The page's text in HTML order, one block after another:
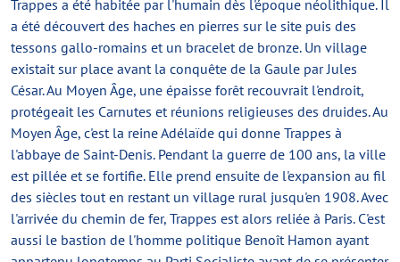
Trappes a été habitée par l'humain dès l'époque néolithique. Il
a été découvert des haches en pierres sur le site puis des
tessons gallo-romains et un bracelet de bronze. Un village
existait sur place avant la conquête de la Gaule par Jules
César. Au Moyen Âge, une épaisse forêt recouvrait l'endroit,
protégeait les Carnutes et réunions religieuses des druides. Au
Moyen Âge, c'est la reine Adélaïde qui donne Trappes à
l'abbaye de Saint-Denis. Pendant la guerre de 100 ans, la ville
est pillée et se fortifie. Elle prend ensuite de l'expansion au fil
des siècles tout en restant un village rural jusqu'en 1908. Avec
l'arrivée du chemin de fer, Trappes est alors reliée à Paris. C'est
aussi le bastion de l'homme politique Benoît Hamon ayant